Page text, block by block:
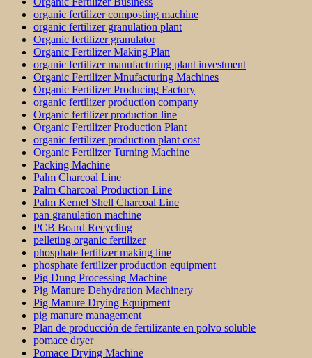
organic fertilizer composting machine
organic fertilizer granulation plant
Organic fertilizer granulator
Organic Fertilizer Making Plan
organic fertilizer manufacturing plant investment
Organic Fertilizer Mnufacturing Machines
Organic Fertilizer Producing Factory
organic fertilizer production company
Organic fertilizer production line
Organic Fertilizer Production Plant
organic fertilizer production plant cost
Organic Fertilizer Turning Machine
Packing Machine
Palm Charcoal Line
Palm Charcoal Production Line
Palm Kernel Shell Charcoal Line
pan granulation machine
PCB Board Recycling
pelleting organic fertilizer
phosphate fertilizer making line
phosphate fertilizer production equipment
Pig Dung Processing Machine
Pig Manure Dehydration Machinery
Pig Manure Drying Equipment
pig manure management
Plan de producción de fertilizante en polvo soluble
pomace dryer
Pomace Drying Machine